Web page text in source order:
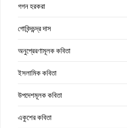
গগন হরকরা
গোবিন্দচন্দ্র দাস
অনুপ্রেরণামূলক কবিতা
ইসলামিক কবিতা
উপদেশমূলক কবিতা
একুশের কবিতা